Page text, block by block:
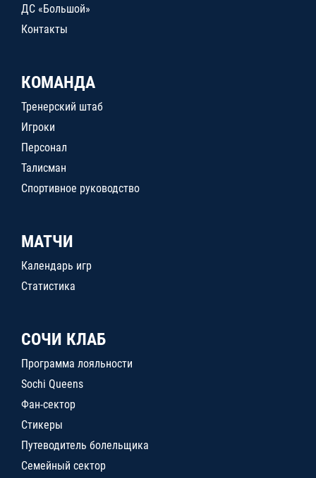
ДС «Большой»
Контакты
КОМАНДА
Тренерский штаб
Игроки
Персонал
Талисман
Спортивное руководство
МАТЧИ
Календарь игр
Статистика
СОЧИ КЛАБ
Программа лояльности
Sochi Queens
Фан-сектор
Стикеры
Путеводитель болельщика
Семейный сектор